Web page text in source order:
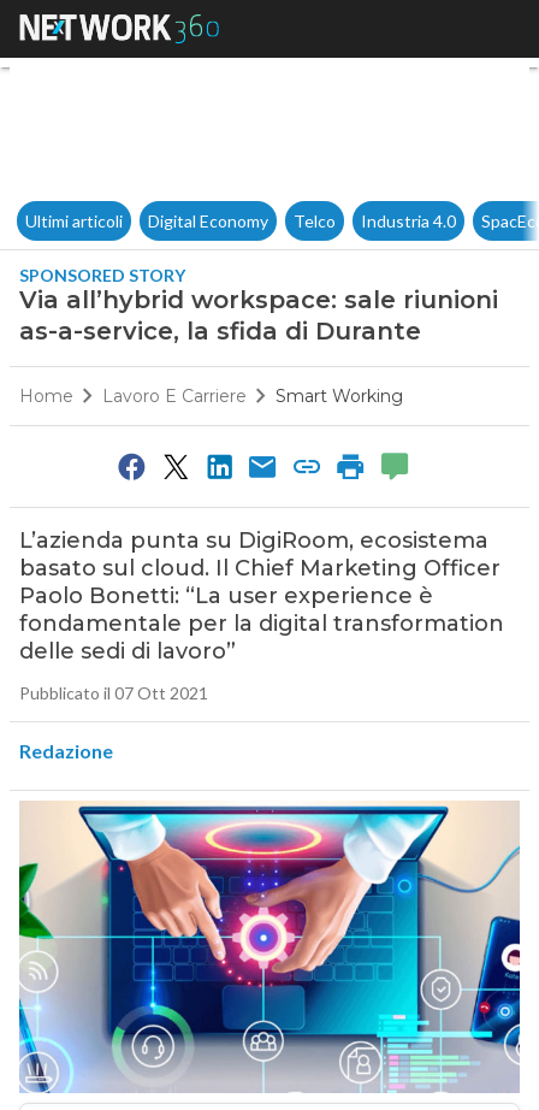
Via all’hybrid workspace:
Ultimi articoli Digital Economy Telco Industria 4.0
SPONSORED STORY
Via all’hybrid workspace: sale riunioni
as-a-service, la sfida di Durante
Home Lavoro E Carriere Smart Working
L’azienda punta su DigiRoom, ecosistema
basato sul cloud. Il Chief Marketing Officer
Paolo Bonetti: “La user experience è
fondamentale per la digital transformation
delle sedi di lavoro”
Pubblicato il 07 Ott 2021
Redazione